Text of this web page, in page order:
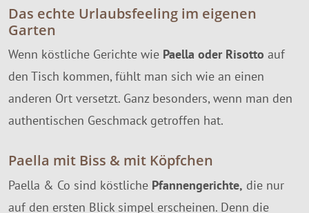
Das echte Urlaubsfeeling im eigenen
Garten
Wenn köstliche Gerichte wie Paella oder Risotto auf
den Tisch kommen, fühlt man sich wie an einen
anderen Ort versetzt. Ganz besonders, wenn man den
authentischen Geschmack getroffen hat.
Paella mit Biss & mit Köpfchen
Paella & Co sind köstliche Pfannengerichte, die nur
auf den ersten Blick simpel erscheinen. Denn die